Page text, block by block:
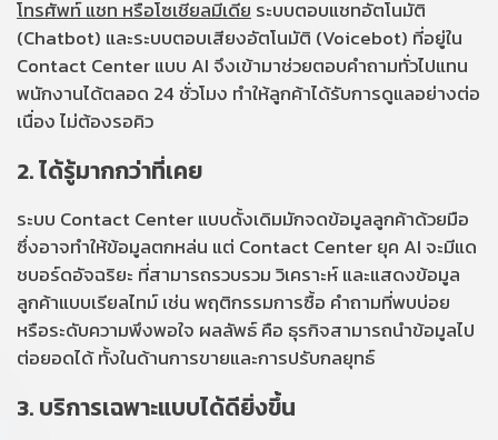
โทรศัพท์ แชท หรือโซเชียลมีเดียระบบตอบแชทอัตโนมัติ
(Chatbot) และระบบตอบเสียงอัตโนมัติ (Voicebot) ที่อยู่ใน
Contact Center แบบ AI จึงเข้ามาช่วยตอบคำถามทั่วไปแทน
พนักงานได้ตลอด 24 ชั่วโมง ทำให้ลูกค้าได้รับการดูแลอย่างต่อ
เนื่อง ไม่ต้องรอคิว
2. ได้รู้มากกว่าที่เคย
ระบบ Contact Center แบบดั้งเดิมมักจดข้อมูลลูกค้าด้วยมือ
ซึ่งอาจทำให้ข้อมูลตกหล่น แต่ Contact Center ยุค AI จะมีแด
ชบอร์ดอัจฉริยะ ที่สามารถรวบรวม วิเคราะห์ และแสดงข้อมูล
ลูกค้าแบบเรียลไทม์ เช่น พฤติกรรมการซื้อ คำถามที่พบบ่อย
หรือระดับความพึงพอใจ ผลลัพธ์ คือ ธุรกิจสามารถนำข้อมูลไป
ต่อยอดได้ ทั้งในด้านการขายและการปรับกลยุทธ์
3. บริการเฉพาะแบบได้ดียิ่งขึ้น